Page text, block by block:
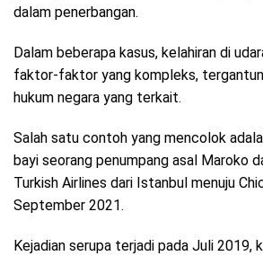
dalam penerbangan.
Dalam beberapa kasus, kelahiran di
faktor-faktor yang kompleks,
hukum negara yang terkait.
Salah satu contoh yang mencolok
bayi seorang penumpang asal Maroko
Turkish Airlines dari Istanbul menuju
September 2021.
Kejadian serupa terjadi pada Juli 2019,